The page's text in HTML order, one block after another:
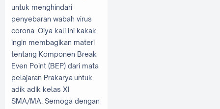
untuk menghindari
penyebaran wabah virus
corona. Oiya kali ini kakak
ingin membagikan materi
tentang Komponen Break
Even Point (BEP) dari mata
pelajaran Prakarya untuk
adik adik kelas XI
SMA/MA. Semoga dengan